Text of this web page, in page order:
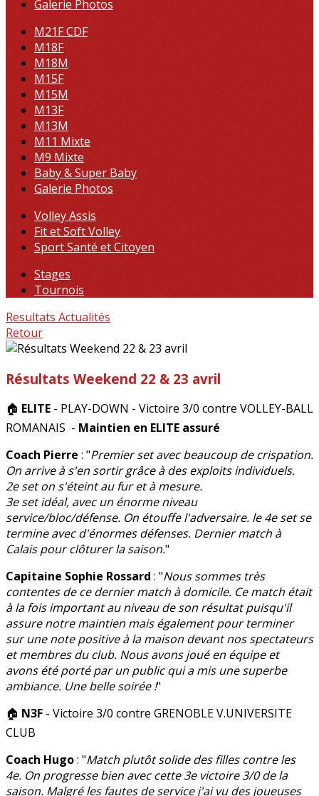
Galerie Photos
M21F CDF
M18F
M18M
M15F
M15M
M13F
M13M
M11 Mixte
M9 Mixte
Baby & Super Baby
Galerie Photos
Volley Assis
Fit et Soft Volley
Sport Santé et Citoyen
Stages
Tournois
Resultats Actualités
Retour
Résultats Weekend 22 & 23 avril
🏠 ELITE - PLAY-DOWN - Victoire 3/0 contre VOLLEY-BALL
ROMANAIS - Maintien en ELITE assuré
Coach Pierre : "Premier set avec beaucoup de crispation.
On arrive à s'en sortir grâce à des exploits individuels.
2e set on s'éteint au fur et à mesure.
3e set idéal, avec un énorme niveau
service/bloc/défense. On étouffe l'adversaire. le 4e set se
termine avec d'énormes défenses. Dernier match à
Calais pour clôturer la saison."
Capitaine Sophie Rossard : "Nous sommes très
contentes de ce dernier match à domicile. Ce match était
à la fois important au niveau de son résultat puisqu'il
assure notre maintien mais également pour terminer
sur une note positive à la maison devant nos spectateurs
et membres du club. Nous avons joué en équipe et
avons été porté par un public qui a mis une superbe
ambiance. Une belle soirée !"
🏠 N3F - Victoire 3/0 contre GRENOBLE V.UNIVERSITE
CLUB
Coach Hugo: "Match plutôt solide des filles contre les
4e. On progresse bien avec cette 3e victoire 3/0 de la
saison. Malgré les fautes de service j'ai vu des joueuses